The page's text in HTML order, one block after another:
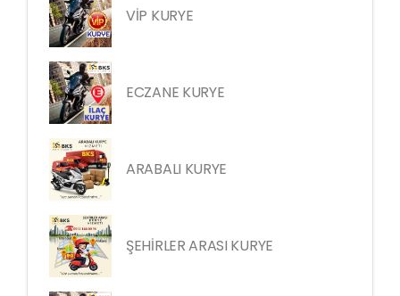
VİP KURYE
ECZANE KURYE
ARABALI KURYE
ŞEHİRLER ARASI KURYE